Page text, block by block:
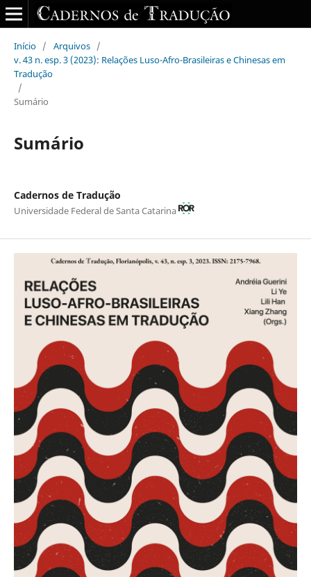
Início / Arquivos /
v. 43 n. esp. 3 (2023): Relações Luso-Afro-Brasileiras e Chinesas em
Tradução
/
Sumário
Sumário
Cadernos de Tradução
Universidade Federal de Santa Catarina